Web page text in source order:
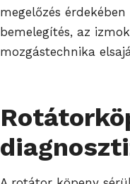
megelőzés
bemelegítés, az
mozgástechnika